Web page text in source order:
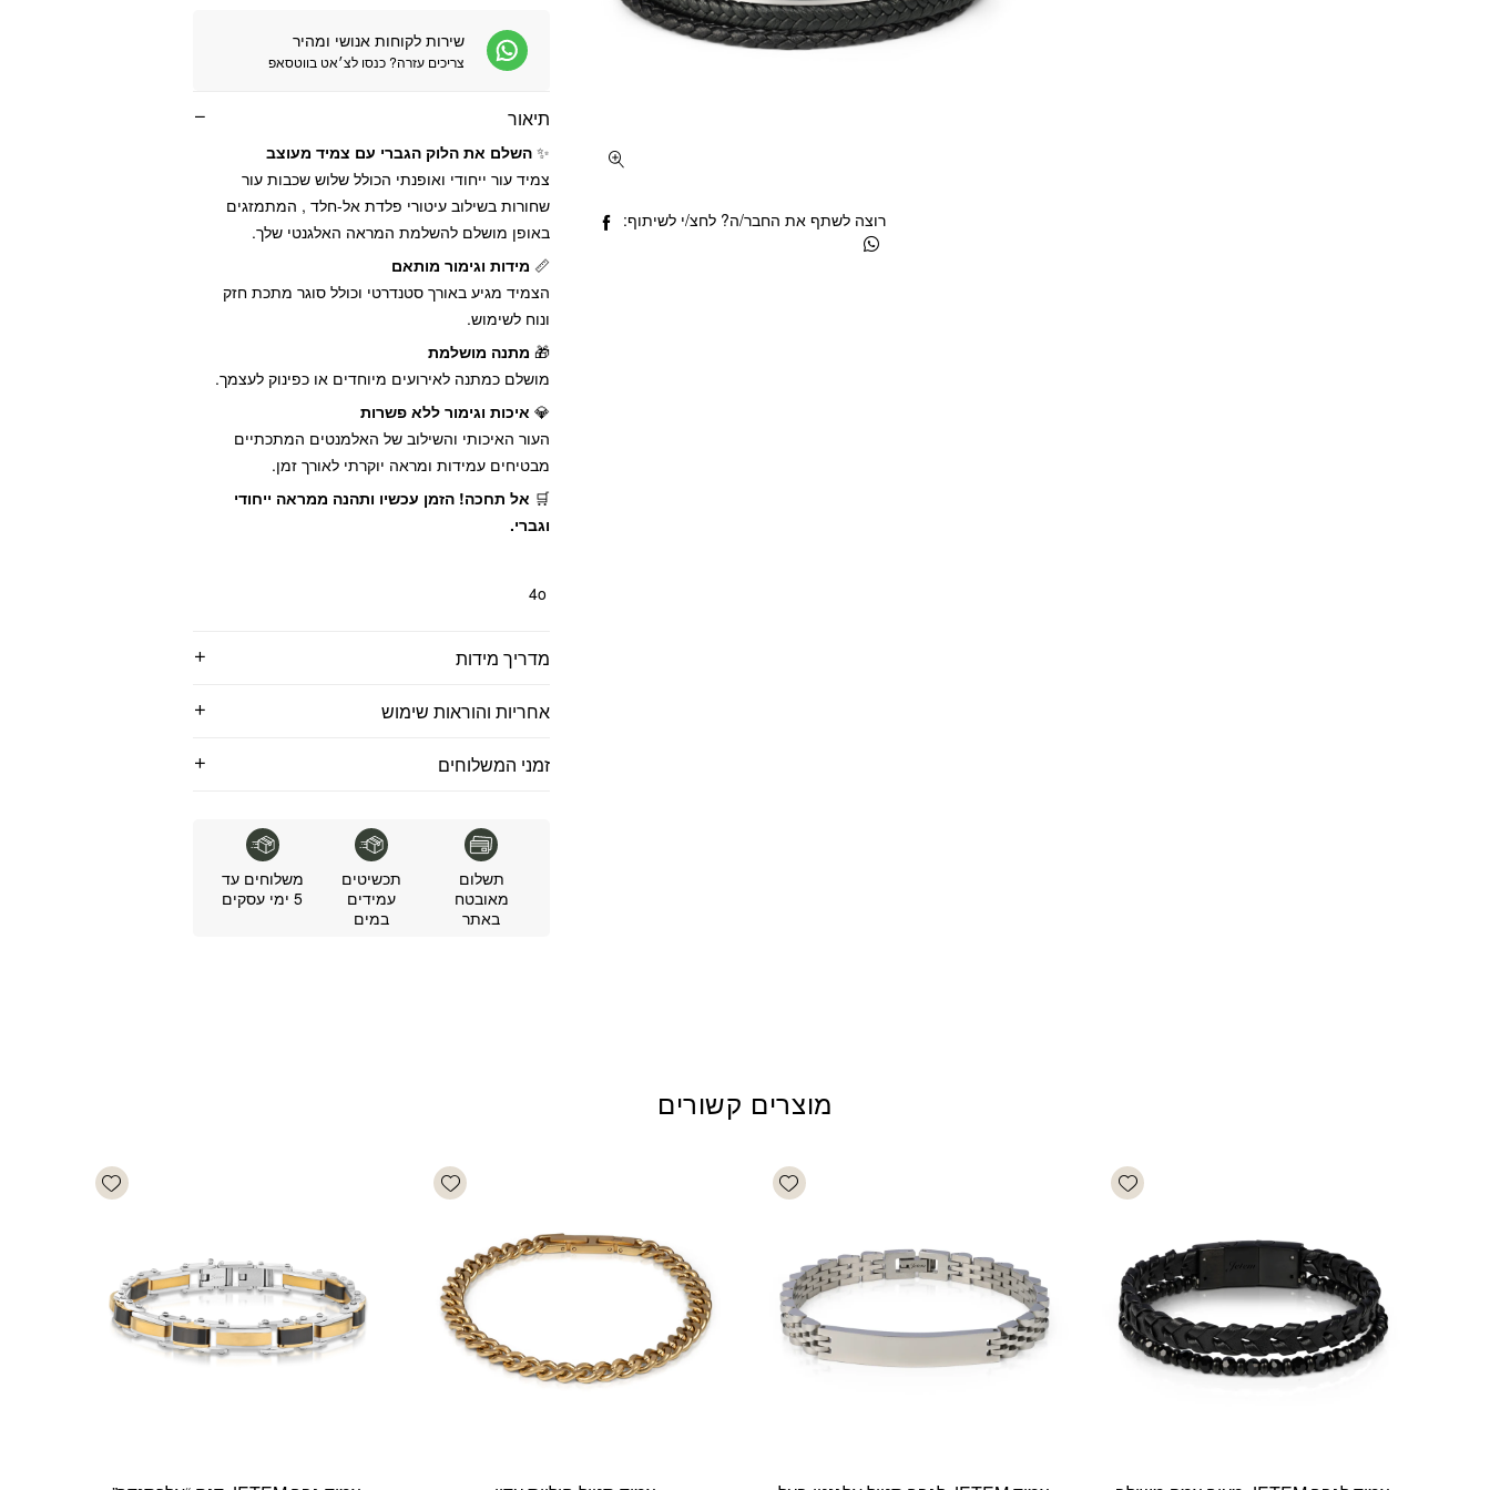
שירות לקוחות אנושי ומהיר
צריכים עזרה? כנסו לצ׳אט בווטסאפ
תיאור
✨ השלם את הלוק הגברי עם צמיד מעוצב
צמיד עור ייחודי ואופנתי הכולל שלוש שכבות עור
שחורות בשילוב עיטורי פלדת אל-חלד , המתמזגים
באופן מושלם להשלמת המראה האלגנטי שלך.
📏 מידות וגימור מותאם
הצמיד מגיע באורך סטנדרטי וכולל סוגר מתכת חזק
ונוח לשימוש.
🎁 מתנה מושלמת
מושלם כמתנה לאירועים מיוחדים או כפינוק לעצמך.
💎 איכות וגימור ללא פשרות
העור האיכותי והשילוב של האלמנטים המתכתיים
מבטיחים עמידות ומראה יוקרתי לאורך זמן.
🛒 אל תחכה! הזמן עכשיו ותהנה ממראה ייחודי
וגברי.
4o
מדריך מידות
אחריות והוראות שימוש
זמני המשלוחים
תשלום
מאובטח
באתר
תכשיטים
עמידים
במים
משלוחים עד
5 ימי עסקים
רוצה לשתף את החבר/ה? לחצ/י לשיתוף:
מוצרים קשורים
Add wishlist
Add wishlist
Add wishlist
Add wishlist